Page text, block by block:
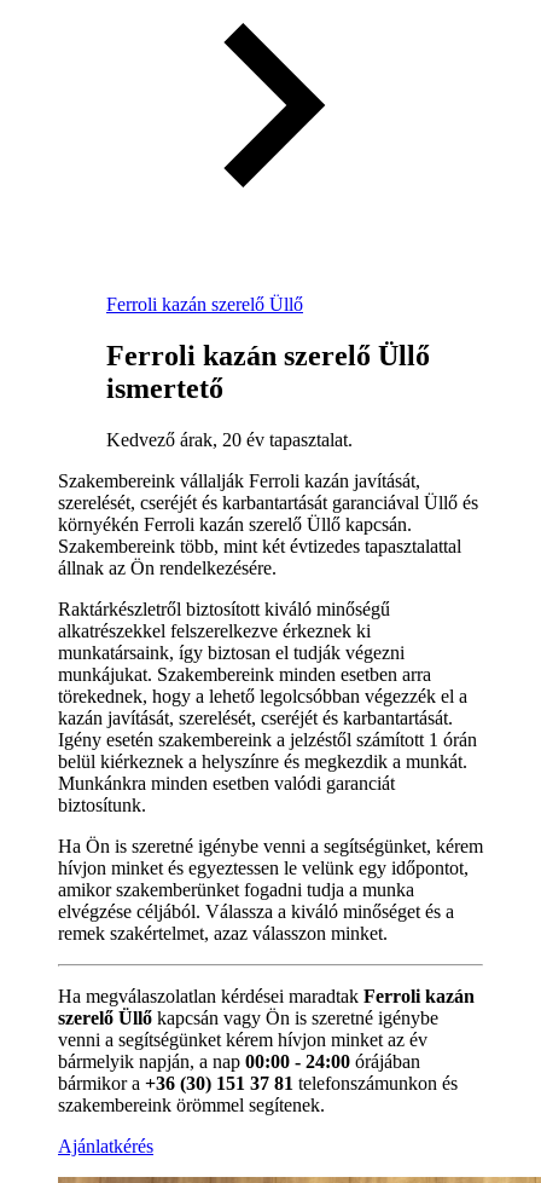
Ferroli kazán szerelő Üllő
Ferroli kazán szerelő Üllő
ismertető
Kedvező árak, 20 év tapasztalat.
Szakembereink vállalják Ferroli kazán javítását,
szerelését, cseréjét és karbantartását garanciával Üllő és
környékén Ferroli kazán szerelő Üllő kapcsán.
Szakembereink több, mint két évtizedes tapasztalattal
állnak az Ön rendelkezésére.
Raktárkészletről biztosított kiváló minőségű
alkatrészekkel felszerelkezve érkeznek ki
munkatársaink, így biztosan el tudják végezni
munkájukat. Szakembereink minden esetben arra
törekednek, hogy a lehető legolcsóbban végezzék el a
kazán javítását, szerelését, cseréjét és karbantartását.
Igény esetén szakembereink a jelzéstől számított 1 órán
belül kiérkeznek a helyszínre és megkezdik a munkát.
Munkánkra minden esetben valódi garanciát
biztosítunk.
Ha Ön is szeretné igénybe venni a segítségünket, kérem
hívjon minket és egyeztessen le velünk egy időpontot,
amikor szakemberünket fogadni tudja a munka
elvégzése céljából. Válassza a kiváló minőséget és a
remek szakértelmet, azaz válasszon minket.
Ha megválaszolatlan kérdései maradtak Ferroli kazán
szerelő Üllő kapcsán vagy Ön is szeretné igénybe
venni a segítségünket kérem hívjon minket az év
bármelyik napján, a nap 00:00 - 24:00 órájában
bármikor a +36 (30) 151 37 81 telefonszámunkon és
szakembereink örömmel segítenek.
Ajánlatkérés